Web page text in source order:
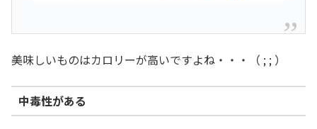
美味しいものはカロリーが高いですよね・・・（ ; ; ）
中毒性がある